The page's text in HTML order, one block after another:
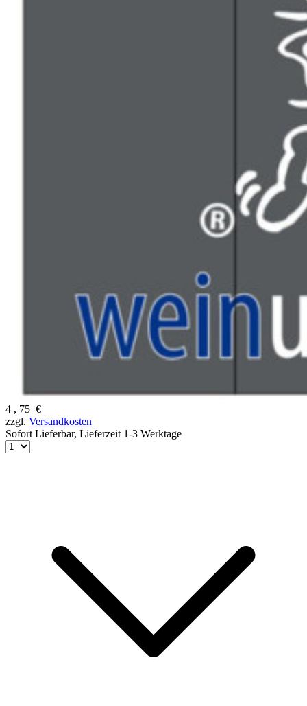
4 , 75 €
zzgl. Versandkosten
Sofort Lieferbar, Lieferzeit 1-3 Werktage